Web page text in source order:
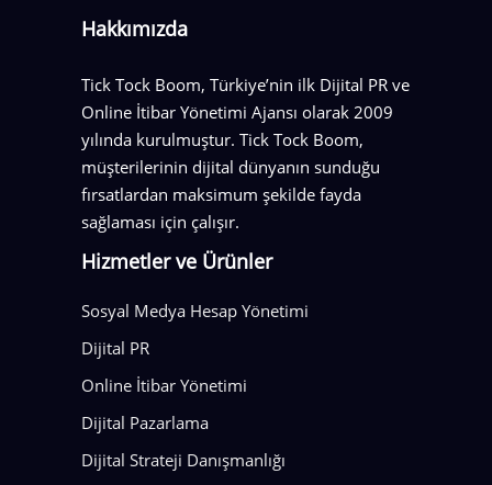
Hakkımızda
Tick Tock Boom, Türkiye’nin ilk Dijital PR ve
Online İtibar Yönetimi Ajansı olarak 2009
yılında kurulmuştur. Tick Tock Boom,
müşterilerinin dijital dünyanın sunduğu
fırsatlardan maksimum şekilde fayda
sağlaması için çalışır.
Hizmetler ve Ürünler
Sosyal Medya Hesap Yönetimi
Dijital PR
Online İtibar Yönetimi
Dijital Pazarlama
Dijital Strateji Danışmanlığı